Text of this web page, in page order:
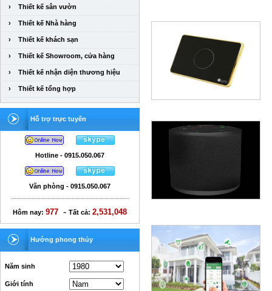
› Thiết kế sân vườn
› Thiết kế Nhà hàng
› Thiết kế khách sạn
› Thiết kế Showroom, cửa hàng
› Thiết kế nhận diện thương hiệu
› Thiết kế tổng hợp
Hỗ trợ trực tuyến
Hotline - 0915.050.067
Văn phòng - 0915.050.067
Hôm nay: 977 - Tất cả: 2,531,048
Hướng phong thủy
Năm sinh
Giới tính